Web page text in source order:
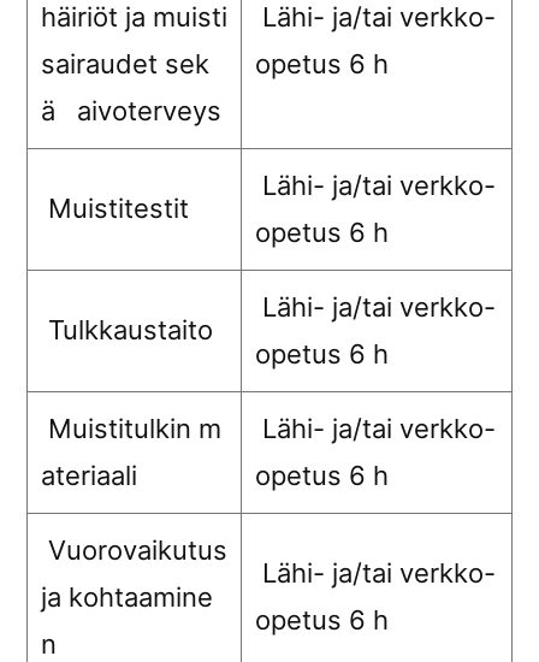
häiriöt ja muisti
sairaudet sek
ä aivoterveys
Lähi- ja/tai verkko-
opetus 6 h
Muistitestit
Lähi- ja/tai verkko-
opetus 6 h
Tulkkaustaito
Lähi- ja/tai verkko-
opetus 6 h
Muistitulkin m
ateriaali
Lähi- ja/tai verkko-
opetus 6 h
Vuorovaikutus
ja kohtaamine
n
Lähi- ja/tai verkko-
opetus 6 h